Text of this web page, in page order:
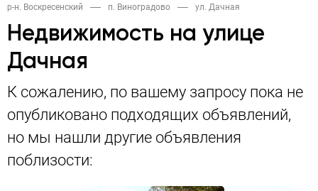
р-н. Воскресенский
п. Виноградово ул. Дачная
Недвижимость на улице
Дачная
К сожалению, по вашему запросу пока не
опубликовано подходящих объявлений,
но мы нашли другие объявления
поблизости: